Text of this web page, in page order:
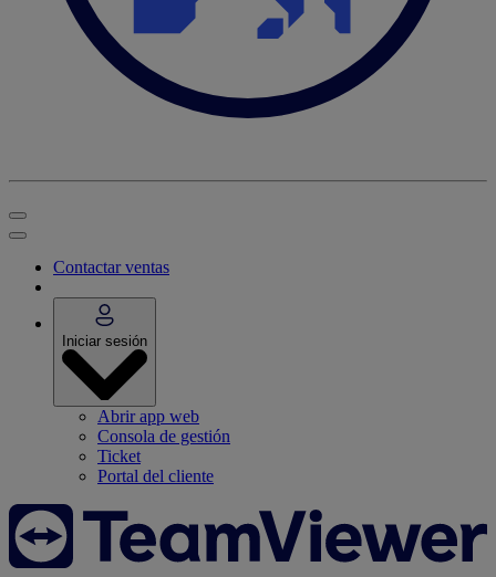
Contactar ventas
Iniciar sesión
Abrir app web
Consola de gestión
Ticket
Portal del cliente